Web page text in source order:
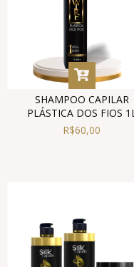
SHAMPOO CAPILAR
PLÁSTICA DOS FIOS
R$60,00